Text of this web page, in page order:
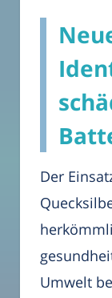
Der
Umwelt